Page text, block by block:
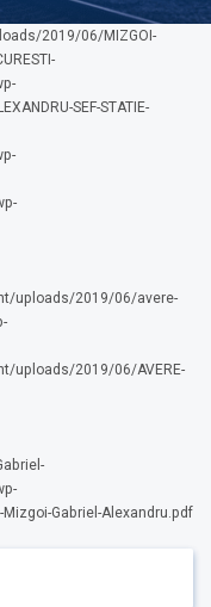
2019/06/MIZGOI-
SEF-STATIE-
uploads/2019/06/avere-
uploads/2019/06/AVERE-
Gabriel-Alexandru.pdf